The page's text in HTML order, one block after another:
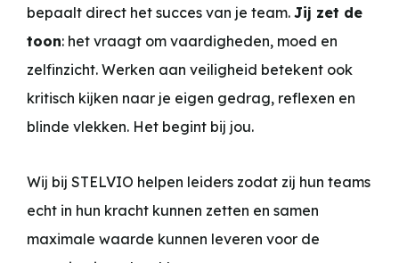
bepaalt direct het succes van je team. Jij zet de
toon: het vraagt om vaardigheden, moed en
zelfinzicht. Werken aan veiligheid betekent ook
kritisch kijken naar je eigen gedrag, reflexen en
blinde vlekken. Het begint bij jou.
Wij bij STELVIO helpen leiders zodat zij hun teams
echt in hun kracht kunnen zetten en samen
maximale waarde kunnen leveren voor de